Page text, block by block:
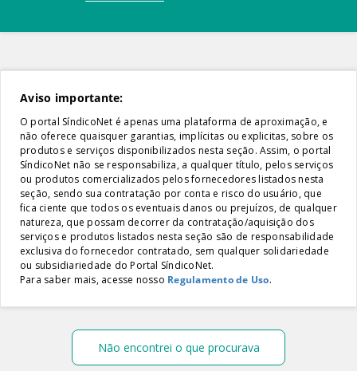
Aviso importante:
O portal SíndicoNet é apenas uma plataforma de aproximação, e
não oferece quaisquer garantias, implícitas ou explicitas, sobre os
produtos e serviços disponibilizados nesta seção. Assim, o portal
SíndicoNet não se responsabiliza, a qualquer título, pelos serviços
ou produtos comercializados pelos fornecedores listados nesta
seção, sendo sua contratação por conta e risco do usuário, que
fica ciente que todos os eventuais danos ou prejuízos, de qualquer
natureza, que possam decorrer da contratação/aquisição dos
serviços e produtos listados nesta seção são de responsabilidade
exclusiva do fornecedor contratado, sem qualquer solidariedade
ou subsidiariedade do Portal SíndicoNet.
Para saber mais, acesse nosso Regulamento de Uso.
Não encontrei o que procurava